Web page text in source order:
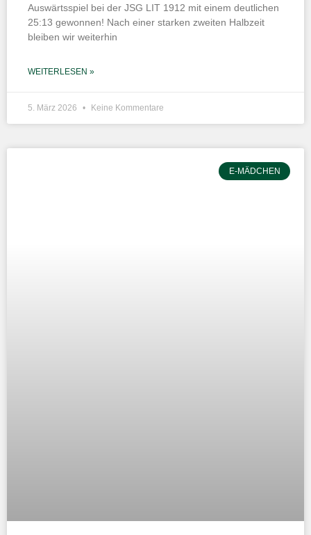
Auswärtsspiel bei der JSG LIT 1912 mit einem deutlichen
25:13 gewonnen! Nach einer starken zweiten Halbzeit
bleiben wir weiterhin
WEITERLESEN »
5. März 2026 Keine Kommentare
E-MÄDCHEN